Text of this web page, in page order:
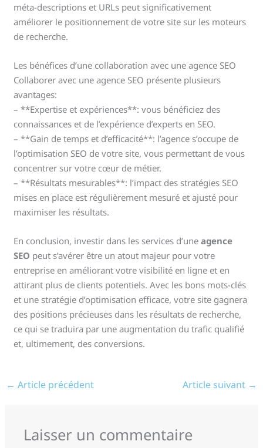
méta-descriptions et URLs peut significativement
améliorer le positionnement de votre site sur les moteurs
de recherche.
Les bénéfices d’une collaboration avec une agence SEO
Collaborer avec une agence SEO présente plusieurs
avantages:
– **Expertise et expériences**: vous bénéficiez des
connaissances et de l’expérience d’experts en SEO.
– **Gain de temps et d’efficacité**: l’agence s’occupe de
l’optimisation SEO de votre site, vous permettant de vous
concentrer sur votre cœur de métier.
– **Résultats mesurables**: l’impact des stratégies SEO
mises en place est régulièrement mesuré et ajusté pour
maximiser les résultats.
En conclusion, investir dans les services d’uneagence
SEO peut s’avérer être un atout majeur pour votre
entreprise en améliorant votre visibilité en ligne et en
attirant plus de clients potentiels. Avec les bons mots-clés
et une stratégie d’optimisation efficace, votre site gagnera
des positions précieuses dans les résultats de recherche,
ce qui se traduira par une augmentation du trafic qualifié
et, ultimement, des conversions.
← Article précédent Article suivant →
Laisser un commentaire